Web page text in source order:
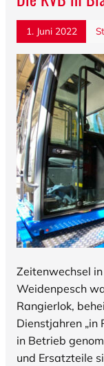
1. Juni 2022
Zeitenwechsel
Weidenpesch
Rangierlok,
Dienstjahren „in
in Betrieb
und Ersatzteile